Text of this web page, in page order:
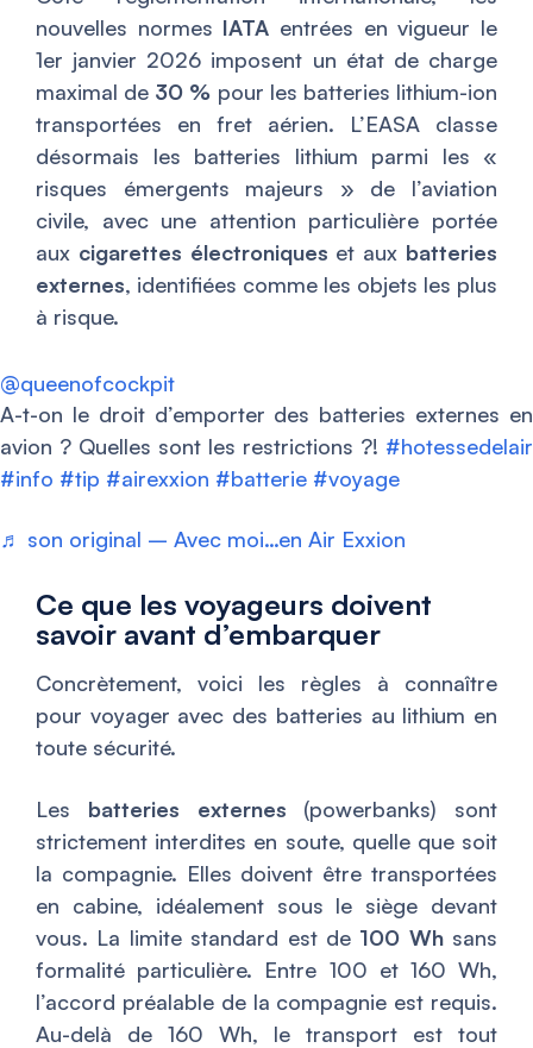
nouvelles normes IATA entrées en vigueur le
1er janvier 2026 imposent un état de charge
maximal de 30 % pour les batteries lithium-ion
transportées en fret aérien. L’EASA classe
désormais les batteries lithium parmi les «
risques émergents majeurs » de l’aviation
civile, avec une attention particulière portée
aux cigarettes électroniques et aux batteries
externes, identifiées comme les objets les plus
à risque.
@queenofcockpit
A-t-on le droit d’emporter des batteries externes en
avion ? Quelles sont les restrictions ?! #hotessedelair
#info #tip #airexxion #batterie #voyage
♬ son original – Avec moi…en Air Exxion
Ce que les voyageurs doivent
savoir avant d’embarquer
Concrètement, voici les règles à connaître
pour voyager avec des batteries au lithium en
toute sécurité.
Les batteries externes (powerbanks) sont
strictement interdites en soute, quelle que soit
la compagnie. Elles doivent être transportées
en cabine, idéalement sous le siège devant
vous. La limite standard est de 100 Whsans
formalité particulière. Entre 100 et 160 Wh,
l’accord préalable de la compagnie est requis.
Au-delà de 160 Wh, le transport est tout